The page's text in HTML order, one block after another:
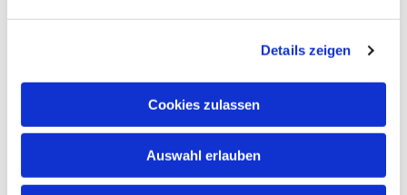
Details zeigen
Cookies zulassen
Auswahl erlauben